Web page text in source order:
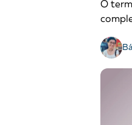
Fale conosco
O